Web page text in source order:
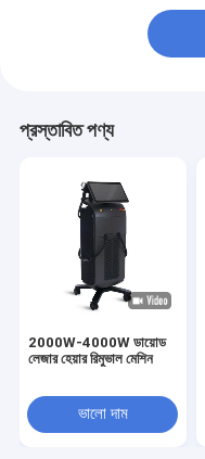
প্রস্তাবিত পণ্য
2000W-4000W ডায়োড
লেজার হেয়ার রিমুভাল মেশিন
ভালো দাম